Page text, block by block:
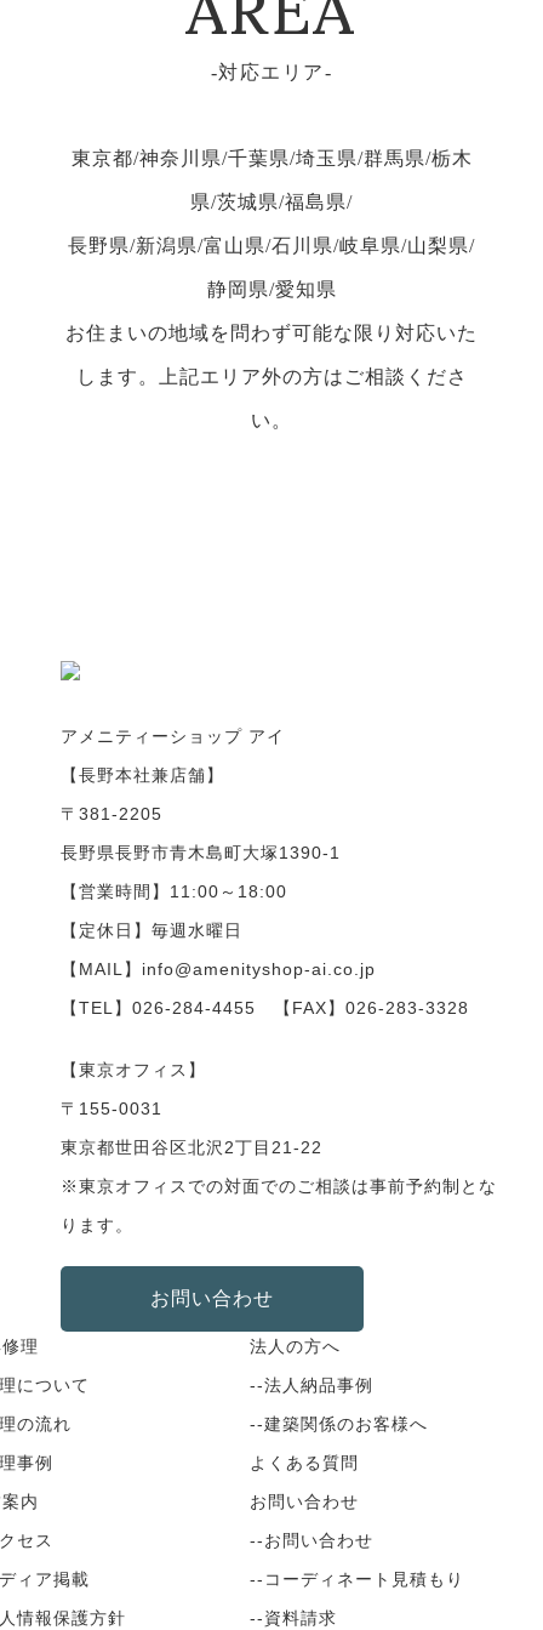
対応エリア
東京都/神奈川県/千葉県/埼玉県/群馬県/栃木
県/茨城県/福島県/
長野県/新潟県/富山県/石川県/岐阜県/山梨県/
静岡県/愛知県
お住まいの地域を問わず可能な限り対応いた
します。上記エリア外の方はご相談くださ
い。
アメニティーショップ アイ
【長野本社兼店舗】
〒381-2205
長野県長野市青木島町大塚1390-1
【営業時間】11:00～18:00
【定休日】毎週水曜日
【MAIL】info@amenityshop-ai.co.jp
【TEL】 026-284-4455 【FAX】026-283-3328
【東京オフィス】
〒155-0031
東京都世田谷区北沢2丁目21-22
※東京オフィスでの対面でのご相談は事前予約制とな
ります。
お問い合わせ
理
について
の流れ
事例
内
セス
ィア掲載
情報保護方針
法人の方へ
--法人納品事例
--建築関係のお客様へ
よくある質問
お問い合わせ
--お問い合わせ
--コーディネート見積もり
--資料請求